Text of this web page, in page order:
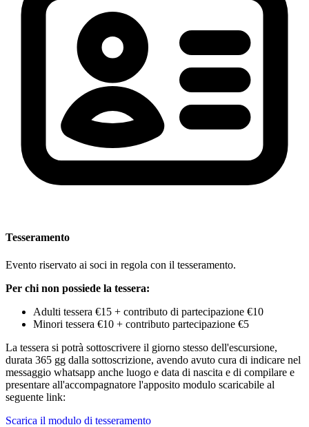
Tesseramento
Evento riservato ai soci in regola con il tesseramento.
Per chi non possiede la tessera:
Adulti tessera €15 + contributo di partecipazione €10
Minori tessera €10 + contributo partecipazione €5
La tessera si potrà sottoscrivere il giorno stesso dell'escursione,
durata 365 gg dalla sottoscrizione, avendo avuto cura di indicare nel
messaggio whatsapp anche luogo e data di nascita e di compilare e
presentare all'accompagnatore l'apposito modulo scaricabile al
seguente link:
Scarica il modulo di tesseramento